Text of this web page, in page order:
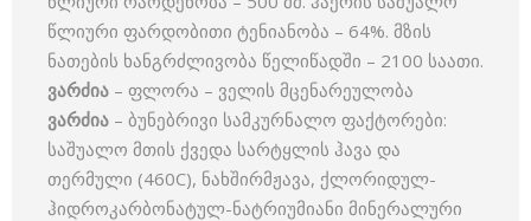
წლიური ფარდობითი ტენიანობა – 64%. მზის
ნათების ხანგრძლივობა წელიწადში – 2100 საათი.
ვარძია – ფლორა – ველის მცენარეულობა
ვარძია – ბუნებრივი სამკურნალო ფაქტორები:
საშუალო მთის ქვედა სარტყლის ჰავა და
თერმული (460C), ნახშირმჟავა, ქლორიდულ-
ჰიდროკარბონატულ-ნატრიუმიანი მინერალური